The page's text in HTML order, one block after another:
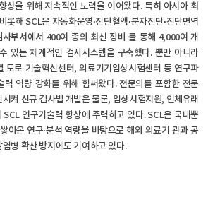
상을 위해 지속적인 노력을 이어왔다. 특히 아시아 최
롯해 SCL은 자동화운영·진단혈액·분자진단·진단면역
사부서에서 400여 종의 최신 장비 를 통해 4,000여 개
있는 체계적인 검사시스템을 구축했다. 뿐만 아니라
도로 기술혁신센터, 의료기기임상시험센터 등 연구파
력 역량 강화를 위해 힘써왔다. 전문의를 포함한 전문
켜 신규 검사법 개발은 물론, 임상시험지원, 인체유래
연구기술력 향상에 주력하고 있다. SCL은 국내뿐
아온 연구·분석 역량을 바탕으로 해외 의료기 관과 공
병 확산 방지에도 기여하고 있다.